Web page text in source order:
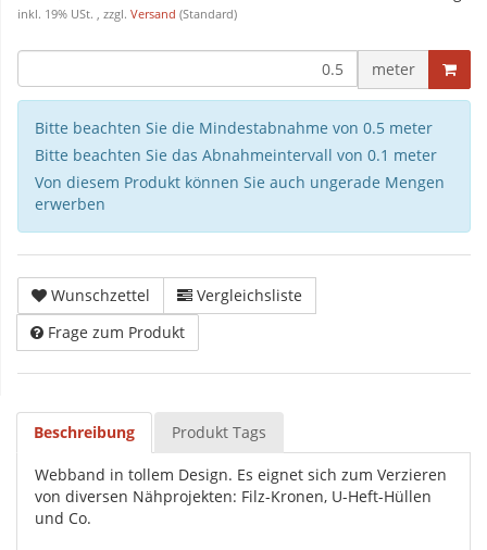
inkl. 19% USt. , zzgl. Versand (Standard)
meter
Bitte beachten Sie die Mindestabnahme von 0.5 meter
Bitte beachten Sie das Abnahmeintervall von 0.1 meter
Von diesem Produkt können Sie auch ungerade Mengen
erwerben
Wunschzettel
Vergleichsliste
Frage zum Produkt
Beschreibung Produkt Tags
Webband in tollem Design. Es eignet sich zum Verzieren
von diversen Nähprojekten: Filz-Kronen, U-Heft-Hüllen
und Co.